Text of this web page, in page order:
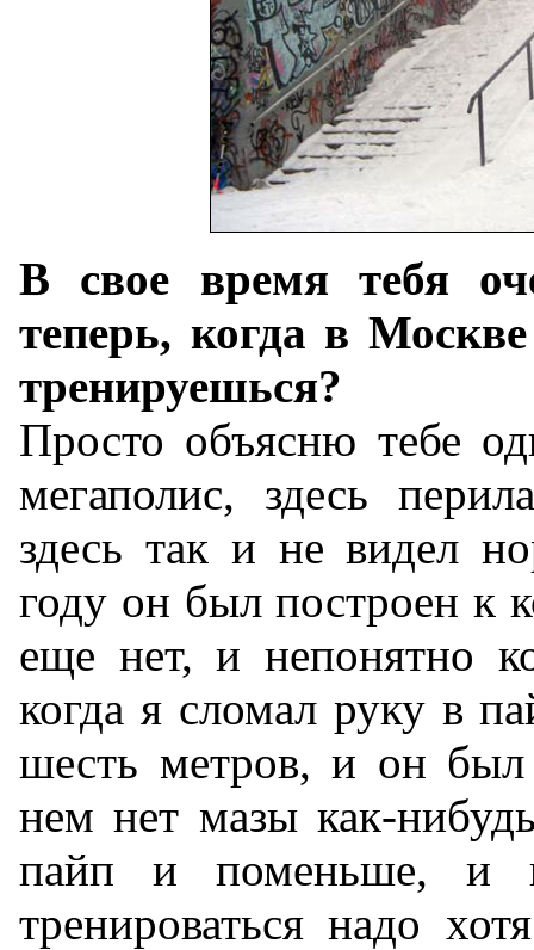
В свое время тебя
теперь, когда в
тренируешься?
Просто объясню тебе
мегаполис, здесь
здесь так и не видел
году он был построен к
еще нет, и непонятно
когда я сломал руку в
шесть метров, и он
нем нет мазы как-
пайп и поменьше, и
тренироваться надо